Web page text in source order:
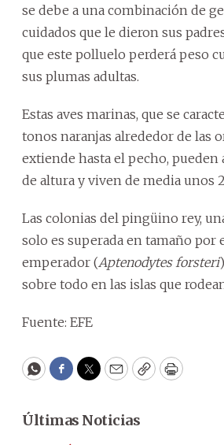
se debe a una combinación de
cuidados que le dieron sus
que este polluelo perderá peso
sus plumas adultas.
Estas aves marinas, que se
tonos naranjas alrededor de las
extiende hasta el pecho, pueden
de altura y viven de media unos
Las colonias del pingüino rey,
solo es superada en tamaño por
emperador (Aptenodytes forsteri
sobre todo en las islas que
Fuente: EFE
WhatsApp
Facebook
Twitter
EmailCopyPrint
Últimas Noticias